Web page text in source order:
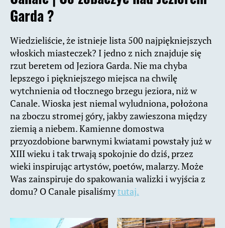
Garda ?
Wiedzieliście, że istnieje lista 500 najpiękniejszych
włoskich miasteczek? I jedno z nich znajduje się
rzut beretem od Jeziora Garda. Nie ma chyba
lepszego i piękniejszego miejsca na chwilę
wytchnienia od tłocznego brzegu jeziora, niż w
Canale. Wioska jest niemal wyludniona, położona
na zboczu stromej góry, jakby zawieszona między
ziemią a niebem. Kamienne domostwa
przyozdobione barwnymi kwiatami powstały już w
XIII wieku i tak trwają spokojnie do dziś, przez
wieki inspirując artystów, poetów, malarzy. Może
Was zainspiruje do spakowania walizki i wyjścia z
domu? O Canale pisaliśmytutaj.